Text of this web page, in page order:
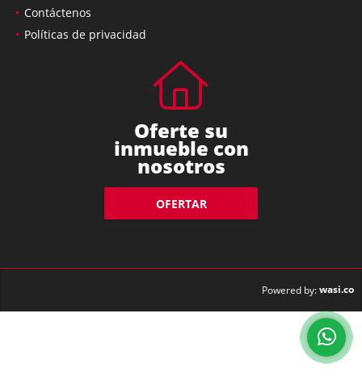
Contáctenos
Políticas de privacidad
Oferte su
inmueble con
nosotros
OFERTAR
Powered by:wasi.co